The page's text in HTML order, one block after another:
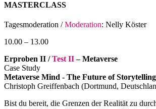
MASTERCLASS
Tagesmoderation /Moderation: Nelly Köster
10.00 – 13.00
Erproben II /Test II– Metaverse
Case Study
Metaverse Mind - The Future of Storytelling
Christoph Greiffenbach (Dortmund,
Bist du bereit, die Grenzen der Realität zu